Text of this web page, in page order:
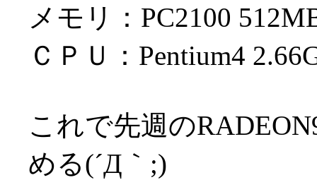
メモリ：PC2100
ＣＰＵ：Pentium4
これで先週の
める(´Д｀;)